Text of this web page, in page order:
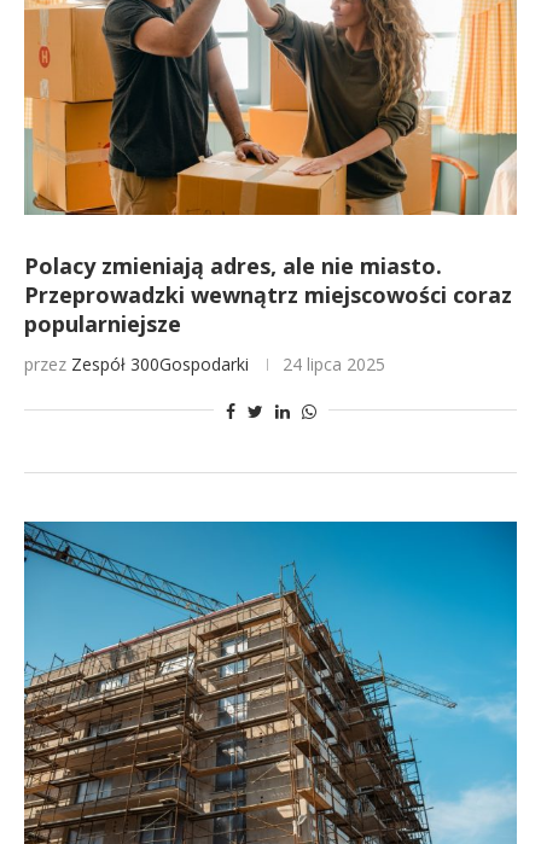
Polacy zmieniają adres, ale nie miasto.
Przeprowadzki wewnątrz miejscowości coraz
popularniejsze
przez Zespół 300Gospodarki 24 lipca 2025